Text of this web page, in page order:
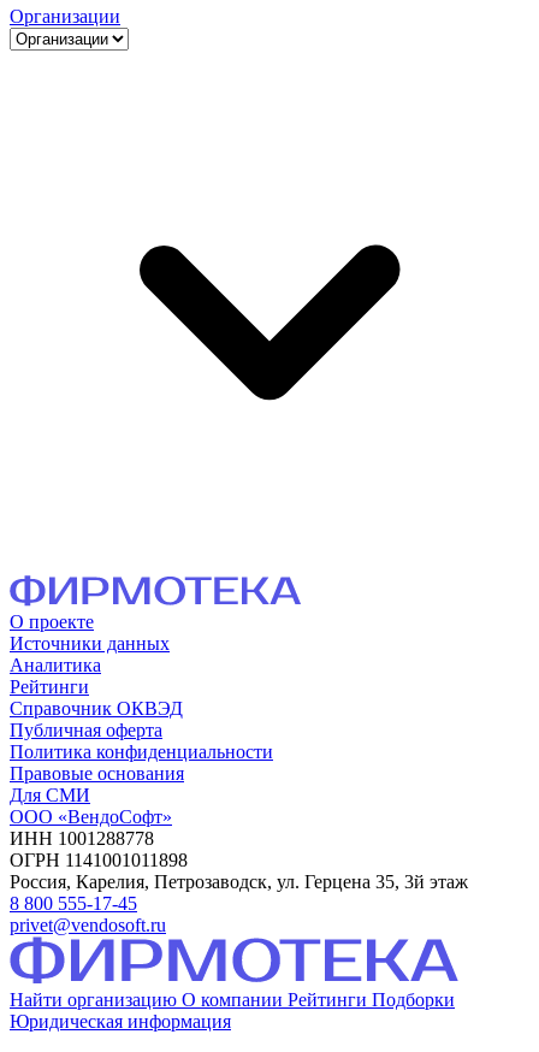
Организации
О проекте
Источники данных
Аналитика
Рейтинги
Справочник ОКВЭД
Публичная оферта
Политика конфиденциальности
Правовые основания
Для СМИ
ООО «ВендоСофт»
ИНН 1001288778
ОГРН 1141001011898
Россия, Карелия, Петрозаводск, ул. Герцена 35, 3й этаж
8 800 555-17-45
privet@vendosoft.ru
Найти организацию О компании Рейтинги Подборки
Юридическая информация